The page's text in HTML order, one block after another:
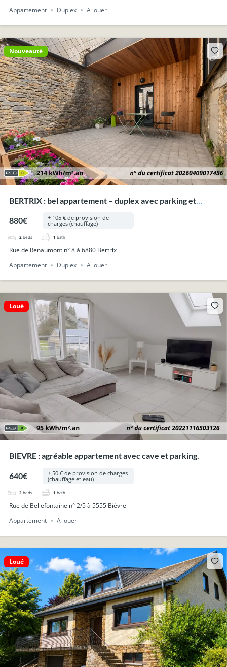
Appartement
Duplex A louer
Nouveauté
BERTRIX : bel appartement – duplex avec parking et
880€
+ 105 € de provision de
charges (chauffage)
2 beds 1 bath
Rue de Renaumont n° 8 à 6880 Bertrix
Appartement
Duplex A louer
Loué
BIEVRE : agréable appartement avec cave et parking.
640€ + 50 € de provision de charges
(chauffage et eau)
2 beds 1 bath
Rue de Bellefontaine n° 2/5 à 5555 Bièvre
Appartement
A louer
Loué